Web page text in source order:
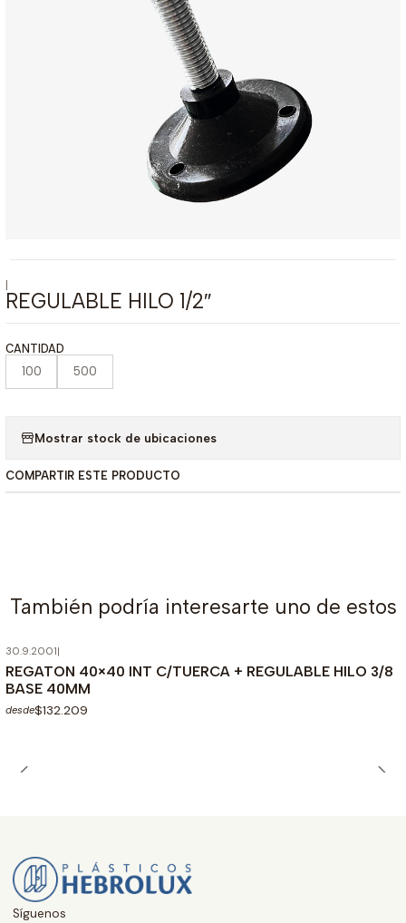
|
REGULABLE HILO 1/2″
CANTIDAD
100 500
Mostrar stock de ubicaciones
COMPARTIR ESTE PRODUCTO
También podría interesarte uno de estos
30.9.2001|
REGATON 40×40 INT C/TUERCA + REGULABLE HILO 3/8
BASE 40MM
desde$132.209
Síguenos